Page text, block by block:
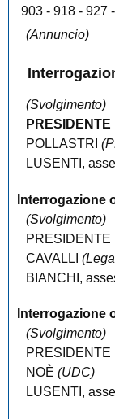
903 - 918 - 927
(Annuncio)
(Svolgimento)
PRESIDENTE
POLLASTRI
LUSENTI ,
Interrogazione
(Svolgimento)
PRESIDENTE
CAVALLI
BIANCHI ,
Interrogazione
(Svolgimento)
PRESIDENTE
NOÈ (UDC)
LUSENTI ,